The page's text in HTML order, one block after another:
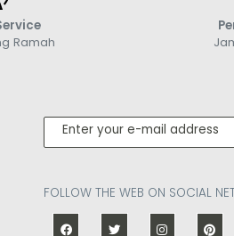
Ramah
FOLLOW THE WEB ON SOCIAL